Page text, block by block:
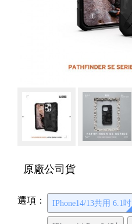
原廠公司貨
選項： IPhone14/13共用 6.1吋